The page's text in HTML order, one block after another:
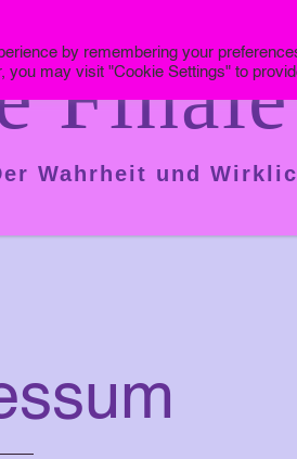
Wahrheit und
by remembering your
may visit "Cookie Settings" to